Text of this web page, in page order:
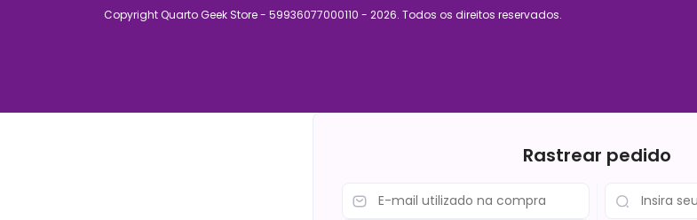
Copyright Quarto Geek Store - 59936077000110 - 2026. Todos os direitos reservados.
Rastrear pedido